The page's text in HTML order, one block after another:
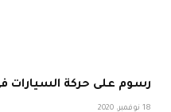
رسوم على حركة السيارات
18 نوفمبر، 2020